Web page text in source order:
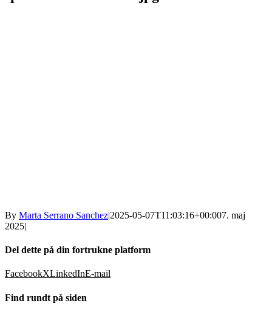
By Marta Serrano Sanchez|2025-05-07T11:03:16+00:007. maj
2025|
Del dette på din fortrukne platform
FacebookXLinkedInE-mail
Find rundt på siden